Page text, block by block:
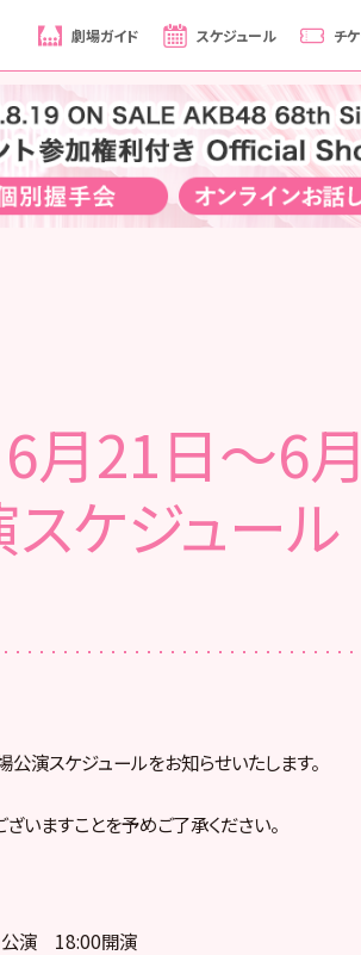
劇場ガイド スケジュール チ
月21日～6
ケジュール
スケジュールをお知らせいたします。
いますことを予めご了承ください。
公演 18:00開演